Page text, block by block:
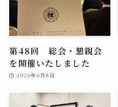
第48回 総会・懇親会
を開催いたしました
2026年6月8日